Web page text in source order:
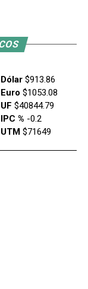
Dólar$913.86
Euro $1053.08
UF $40844.79
IPC % -0.2
UTM$71649